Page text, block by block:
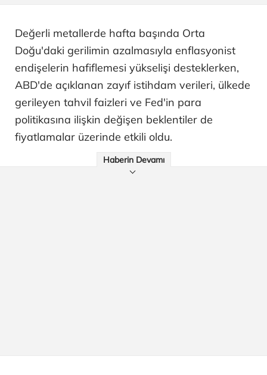
Değerli metallerde hafta başında Orta
Doğu'daki gerilimin azalmasıyla enflasyonist
endişelerin hafiflemesi yükselişi desteklerken,
ABD'de açıklanan zayıf istihdam verileri, ülkede
gerileyen tahvil faizleri ve Fed'in para
politikasına ilişkin değişen beklentiler de
fiyatlamalar üzerinde etkili oldu.
Haberin Devamı